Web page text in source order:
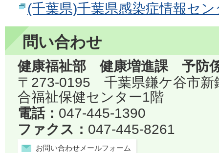
(千葉県)千葉県感染症情報セ
問い合わせ
健康福祉部 健康増進課 予防
〒273-0195 千葉県鎌ケ谷市
合福祉保健センター1階
電話： 047-445-1390
ファクス： 047-445-8261
お問い合わせメールフォーム